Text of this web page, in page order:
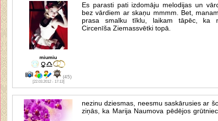
miumiu
(45)
[22.03.2012 - 17:13]
Es parasti pati izdomāju melodijas un
bez vārdiem ar skaņu mmmm. Bet,
prasa smalku tīklu, laikam tāpēc, ka
Circenīša Ziemassvētki topā.
nezinu dziesmas, neesmu saskārusies ar
ziņās, ka Marija Naumova pēdējos